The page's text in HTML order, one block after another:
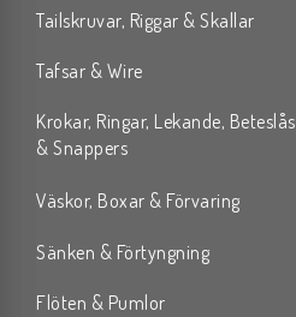
Tailskruvar, Riggar & Skallar
Tafsar & Wire
Krokar, Ringar, Lekande, Beteslås
& Snappers
Väskor, Boxar & Förvaring
Sänken & Förtyngning
Flöten & Pumlor